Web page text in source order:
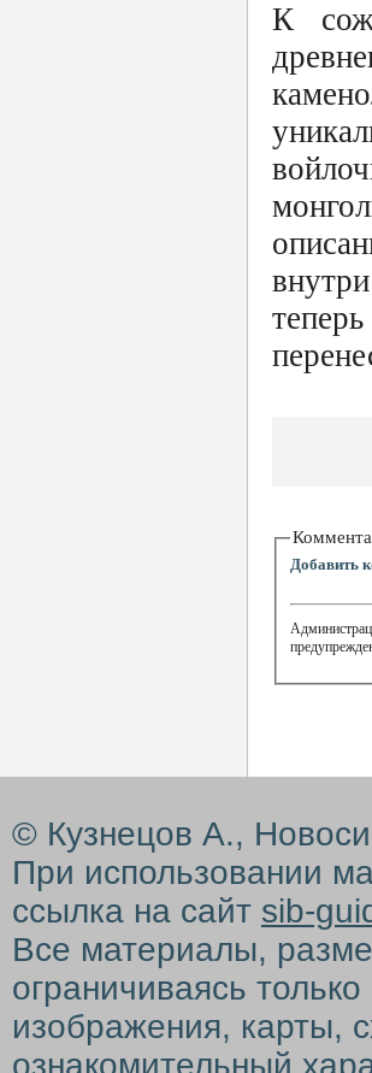
К
Добавить
© Кузнецов А.,
При использовании
ссылка на сайт sib-
Все материалы,
ограничиваясь
изображения, карты,
ознакомительный